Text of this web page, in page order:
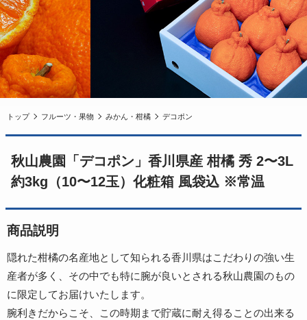
トップ フルーツ・果物 みかん・柑橘 デコポン
秋山農園「デコポン」香川県産 柑橘 秀 2〜3L
約3kg（10〜12玉）化粧箱 風袋込 ※常温
商品説明
隠れた柑橘の名産地として知られる香川県はこだわりの強い生
産者が多く、その中でも特に腕が良いとされる秋山農園のもの
に限定してお届けいたします。
腕利きだからこそ、この時期まで貯蔵に耐え得ることの出来る